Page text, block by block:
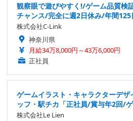
観察眼で遊びやすく!/ゲーム品質検
チャンス/完全に週2日休み/年間125
株式会社C-Link
神奈川県
月給34万8,000円～43万6,000円
正社員
ゲームイラスト・キャラクターデザ
ッフ・駅チカ「正社員/賞与年2回/ゲ
株式会社Le Lien